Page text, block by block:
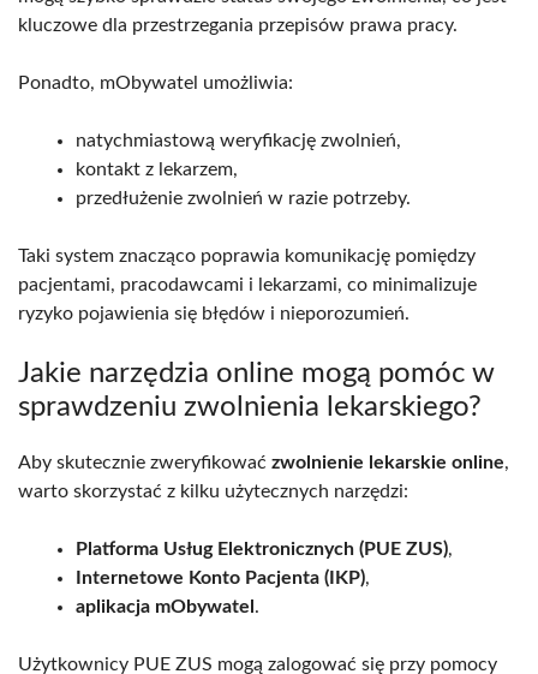
kluczowe dla przestrzegania przepisów prawa pracy.
Ponadto, mObywatel umożliwia:
natychmiastową weryfikację zwolnień,
kontakt z lekarzem,
przedłużenie zwolnień w razie potrzeby.
Taki system znacząco poprawia komunikację pomiędzy
pacjentami, pracodawcami i lekarzami, co minimalizuje
ryzyko pojawienia się błędów i nieporozumień.
Jakie narzędzia online mogą pomóc w
sprawdzeniu zwolnienia lekarskiego?
Aby skutecznie zweryfikować zwolnienie lekarskie online,
warto skorzystać z kilku użytecznych narzędzi:
Platforma Usług Elektronicznych (PUE ZUS),
Internetowe Konto Pacjenta (IKP),
aplikacja mObywatel .
Użytkownicy PUE ZUS mogą zalogować się przy pomocy